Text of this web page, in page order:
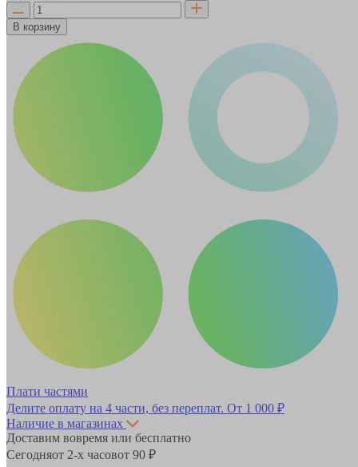
В корзину
Плати частями
Делите оплату на 4 части, без переплат. От 1 000 ₽
Наличие в магазинах
Доставим вовремя или бесплатно
Сегодняот 2-х часовот 90 ₽